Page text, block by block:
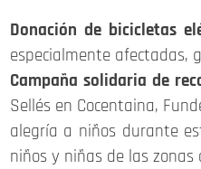
Donación de bicicletas
especialmente afectadas,
Campaña solidaria de
Sellés en Cocentaina,
alegría a niños durante
niños y niñas de las zonas